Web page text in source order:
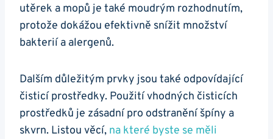
utěrek a‌ mopů je také moudrým rozhodnutím,
protože dokážou⁤ efektivně snížit množství
bakterií a alergenů.
Dalším ⁢důležitým prvky jsou také odpovídající
čisticí prostředky. Použití vhodných čisticích
prostředků je zásadní pro odstranění špíny a
skvrn. Listou ⁢věcí, na⁣ které byste se měli